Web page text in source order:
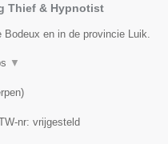
Thief & Hypnotist
en in de provincie Luik.
▼
)
nr: vrijgesteld